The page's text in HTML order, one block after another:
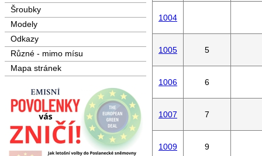
Šroubky
Modely
Odkazy
Různé - mimo mísu
Mapa stránek
1004
1005 5
1006 6
1007 7
1009 9